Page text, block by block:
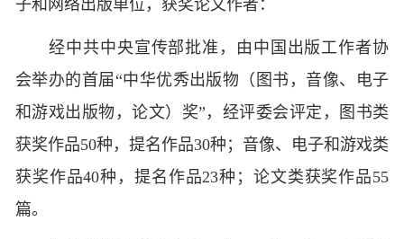
子和网络出版单位，获奖论文作者：
经中共中央宣传部批准，由中国出版工作者协
会举办的首届 “中华优秀出版物（图书，音像、电子
和游戏出版物，论文）奖”，经评委会评定，图书类
获奖作品50种，提名作品30种；音像、电子和游戏类
获奖作品40种，提名作品23种；论文类获奖作品55
篇。